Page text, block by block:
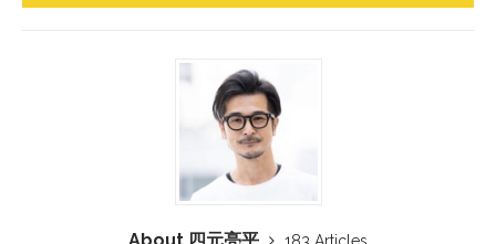
About 四元亮平 183 Articles